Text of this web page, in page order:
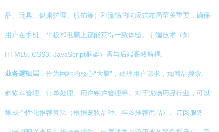
品、玩具、健康护理、服饰等）和流畅的响应式布局至关重要，确保
用户在手机、平板和电脑上都能获得一致体验。前端技术（如
HTML5, CSS3, JavaScript框架）需与后端高效解耦。
业务逻辑层 ：作为网站的核心“大脑”，处理用户请求，如商品搜索、
购物车管理、订单处理、用户账户管理等。对于宠物用品行业，可以
集成个性化推荐算法（根据宠物品种、年龄推荐商品）、订阅服务